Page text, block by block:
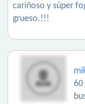
cariñoso y súper
grueso.!!!
60